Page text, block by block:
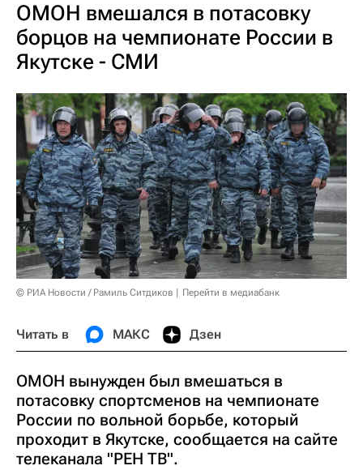
ОМОН вмешался в потасовку
борцов на чемпионате России в
Якутске - СМИ
© РИА Новости / Рамиль Ситдиков Перейти в медиабанк
Читать в МАКС Дзен
ОМОН вынужден был вмешаться в
потасовку спортсменов на чемпионате
России по вольной борьбе, который
проходит в Якутске, сообщается на сайте
телеканала "РЕН ТВ".